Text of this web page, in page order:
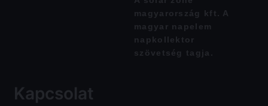
magyarország kft. A
magyar napelem
napkollektor
szövetség tagja.
Kapcsolat